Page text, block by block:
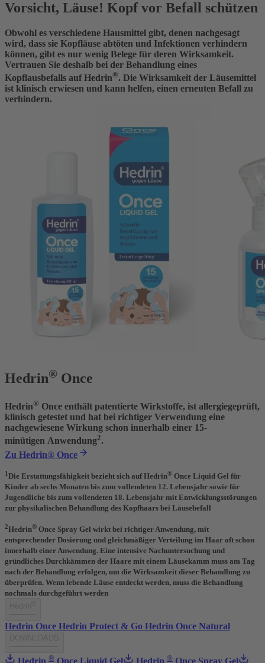
Vorsicht, Läuse! Kopf vor Befall schützen
Obwohl es verschiedene Hausmittel gibt, denen nachgesagt
wird, dass sie Kopfläuse abtöten und Infektionen verhindern
können, gibt es nur wenig Belege für deren Wirksamkeit.
Vertrauen Sie deshalb bei der Behandlung eines
Kopflausbefalls auf Hedrin®. Die Wirksamkeit der Läusemittel
ist klinisch erwiesen und kann helfen, einen erneuten Befall zu
verhindern.
Hedrin® Once
Hedrin® Once enthält patentierte Wirkstoffe, ist allergiegeprüft,
klinisch getestet und hat bei richtiger Verwendung eine
nachgewiesene Wirkung schon innerhalb einer 15-
minütigen Anwendung2.
Zu Hedrin® Once
1Die Erstattungsfähigkeit bezieht sich auf Hedrin® Once Liquid Gel für
Kinder ab sechs Monaten bis zum vollendeten 12. Lebensjahr sowie für
Jugendliche bis zum vollendeten 18. Lebensjahr mit Entwicklungsstörungen
zur physikalischen Behandlung des Kopfhaars bei Läusebefall
2Hedrin® Once Spray Gel wirkt bei richtiger Anwendung, mit
entsprechender Dosierung und gleichmäßiger Verteilung im Haar oft schon
innerhalb einer Anwendung. Eine intensive Nachuntersuchung und
gründliches Durchkämmen der Haare mit einem Läusekamm muss am Tag
nach der Behandlung erfolgen, um die Wirksamkeit dieser Behandlung zu
überprüfen. Wenn lebende Läuse entdeckt werden, muss die Behandlung
nochmals durchgeführt werden
Hedrin Once Hedrin Protect & Go Hedrin Once Natural
Hedrin ® Once Liquid Gel Hedrin ® Once Spray Gel